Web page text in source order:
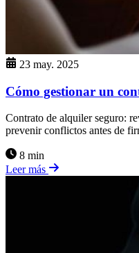
23 may. 2025
Cómo gestionar un
Contrato de alquiler seguro:
prevenir conflictos antes de
8 min
Leer más